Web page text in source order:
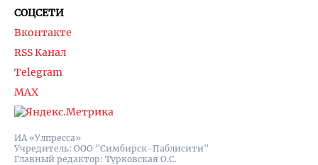
ИА «Улпресса»
Учредитель: ООО "Симбирск-Паблисити"
Главный редактор: Турковская О.С.
СОЦСЕТИ
Вконтакте
RSS Канал
Telegram
MAX